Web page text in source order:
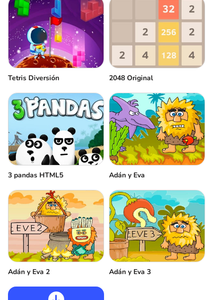
Tetris Diversión 2048 Original
3 pandas HTML5 Adán y Eva
Adán y Eva 2 Adán y Eva 3